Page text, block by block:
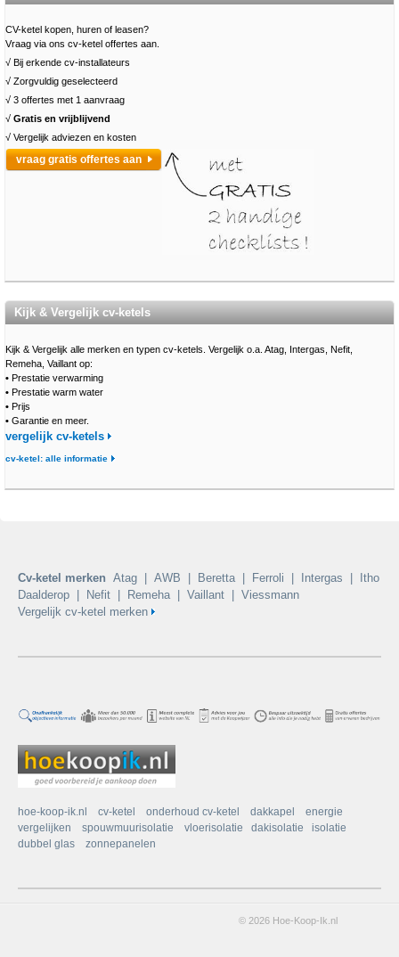
CV-ketel kopen, huren of leasen?
Vraag via ons cv-ketel offertes aan.
√ Bij erkende cv-installateurs
√ Zorgvuldig geselecteerd
√ 3 offertes met 1 aanvraag
√ Gratis en vrijblijvend
√ Vergelijk adviezen en kosten
vraag gratis offertes aan
Kijk & Vergelijk cv-ketels
Kijk & Vergelijk alle merken en typen cv-ketels. Vergelijk o.a. Atag, Intergas, Nefit,
Remeha, Vaillant op:
• Prestatie verwarming
• Prestatie warm water
• Prijs
• Garantie en meer.
vergelijk cv-ketels
cv-ketel: alle informatie
Cv-ketel merken Atag AWB Beretta| Ferroli Intergas
Itho
Daalderop
Nefit Remeha| Vaillant
Viessmann
Vergelijk cv-ketel merken
hoe-koop-ik.nl cv-ketel onderhoud cv-ketel dakkapel
energie
vergelijken
spouwmuurisolatie vloerisolatie dakisolatie
isolatie
dubbel glas
zonnepanelen
© 2026 Hoe-Koop-Ik.nl